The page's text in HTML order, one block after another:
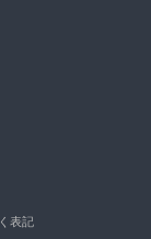
表記